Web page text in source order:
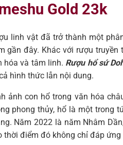
Gold 23k
linh vật đã trở thành một
gần đây. Khác với rượu
hóa và tâm linh. Rượu hổ sứ
hình thức lẫn nội dung.
ảnh con hổ trong văn hóa
phong thủy, hổ là một trong
Năm 2022 là năm Nhâm
thời điểm đó không chỉ đáp